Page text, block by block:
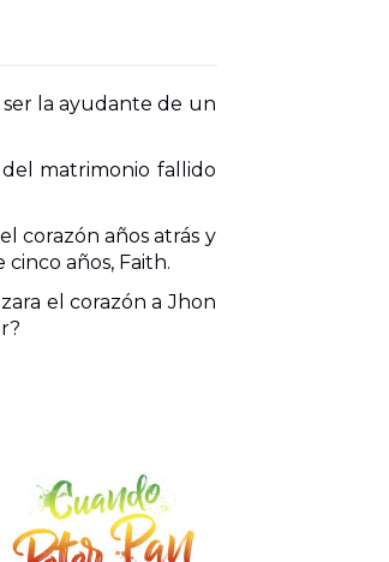
ser la ayudante de un
matrimonio fallido
corazón años atrás y
años, Faith.
el corazón a Jhon